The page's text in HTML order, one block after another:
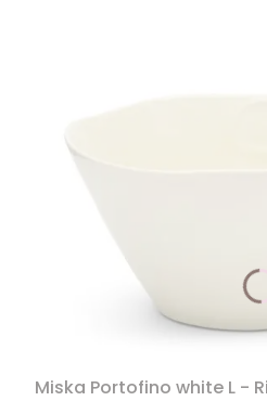
Miska Portofino white L -